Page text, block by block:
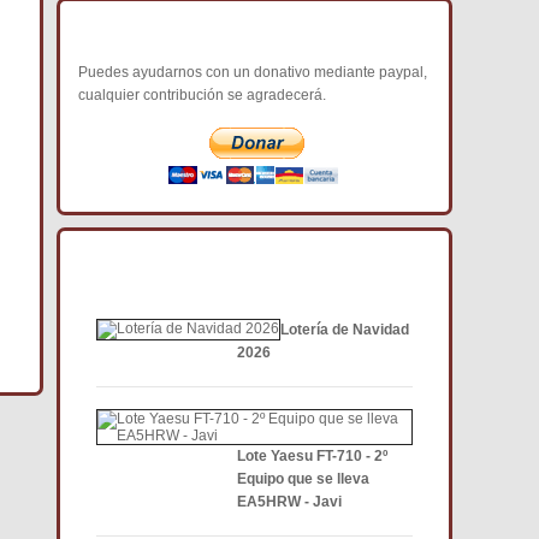
Puedes ayudarnos con un donativo mediante paypal,
cualquier contribución se agradecerá.
Lotería de Navidad
2026
Lote Yaesu FT-710 - 2º
Equipo que se lleva
EA5HRW - Javi